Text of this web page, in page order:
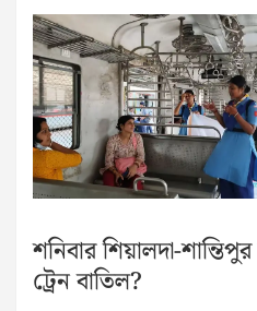
শনিবার শিয়ালদা-
ট্রেন বাতিল?